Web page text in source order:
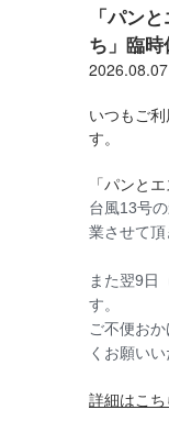
「パン
ち」臨
2026.08.07
いつもご
す。
「パンと
台風13号
業させて頂
また翌9日
す。
ご不便お
くお願いい
詳細はこち